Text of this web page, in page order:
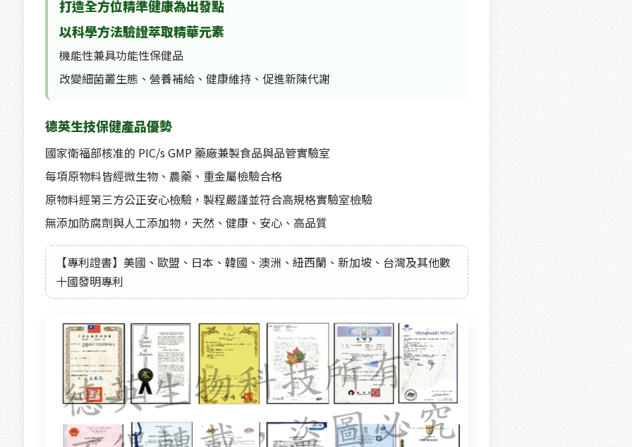
打造全方位精準健康為出發點
以科學方法驗證萃取精華元素
機能性兼具功能性保健品
改變細菌叢生態、營養補給、健康維持、促進新陳代謝
德英生技保健產品優勢
國家衛福部核准的 PIC/s GMP 藥廠兼製食品與品管實驗室
每項原物料皆經微生物、農藥、重金屬檢驗合格
原物料經第三方公正安心檢驗，製程嚴謹並符合高規格實驗室檢驗
無添加防腐劑與人工添加物，天然、健康、安心、高品質
【專利證書】美國、歐盟、日本、韓國、澳洲、紐西蘭、新加坡、台灣及其他數
十國發明專利